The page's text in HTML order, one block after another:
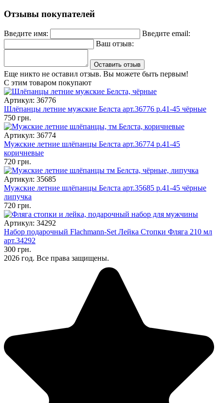
Отзывы покупателей
Введите имя:
Введите email:
Ваш отзыв:
Оставить отзыв
Еще никто не оставил отзыв. Вы можете быть первым!
С этим товаром покупают
Артикул: 36776
Шлёпанцы летние мужские Белста арт.36776 р.41-45 чёрные
750 грн.
Артикул: 36774
Мужские летние шлёпанцы Белста арт.36774 р.41-45
коричневые
720 грн.
Артикул: 35685
Мужские летние шлёпанцы Белста арт.35685 р.41-45 чёрные
липучка
720 грн.
Артикул: 34292
Набор подарочный Flachmann-Set Лейка Стопки Фляга 210 мл
арт.34292
300 грн.
2026 год. Все права защищены.